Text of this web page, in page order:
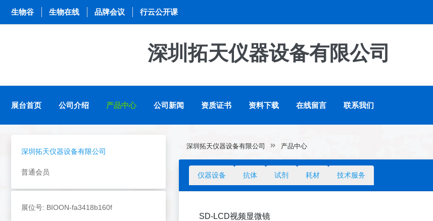
生物谷 生物在线 品牌会议 行云公开课
深圳拓天仪器设备有限公司
展台首页 公司介绍 产品中心 公司新闻 资质证书 资料下载 在线留言 联系我们
深圳拓天仪器设备有限公司
普通会员
展位号: BIOON-fa3418b160f
深圳拓天仪器设备有限公司 产品中心
仪器设备 抗体 试剂 耗材 技术服务
SD-LCD视频显微镜